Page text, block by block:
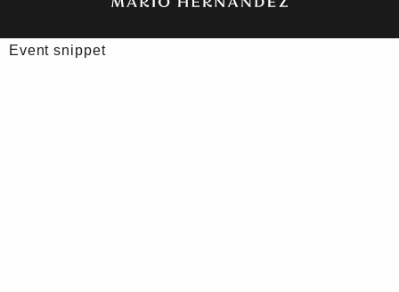
Event snippet